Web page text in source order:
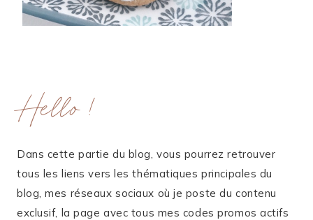
Hello !
Dans cette partie du blog, vous pourrez retrouver
tous les liens vers les thématiques principales du
blog, mes réseaux sociaux où je poste du contenu
exclusif, la page avec tous mes codes promos actifs